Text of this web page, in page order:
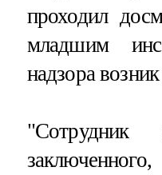
проходил
младшим
надзора
"Сотрудник